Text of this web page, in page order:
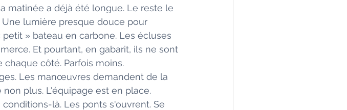
matinée a déjà été longue. Le reste le
Une lumière presque douce pour
» bateau en carbone. Les écluses
Et pourtant, en gabarit, ils ne sont
côté. Parfois moins.
Les manœuvres demandent de la
plus. L'équipage est en place.
là. Les ponts s'ouvrent. Se